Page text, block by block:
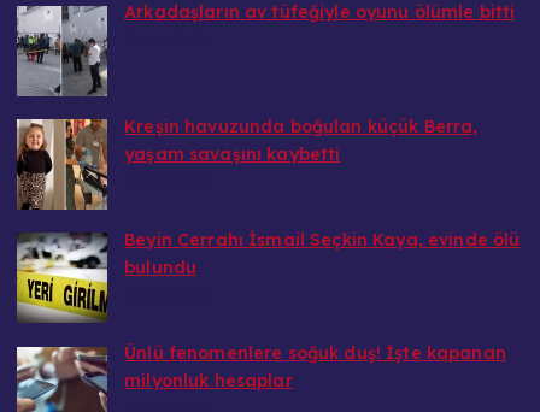
Arkadaşların av tüfeğiyle oyunu ölümle bitti
Kreşin havuzunda boğulan küçük Berra,
yaşam savaşını kaybetti
Beyin Cerrahı İsmail Seçkin Kaya, evinde ölü
bulundu
Ünlü fenomenlere soğuk duş! İşte kapanan
milyonluk hesaplar